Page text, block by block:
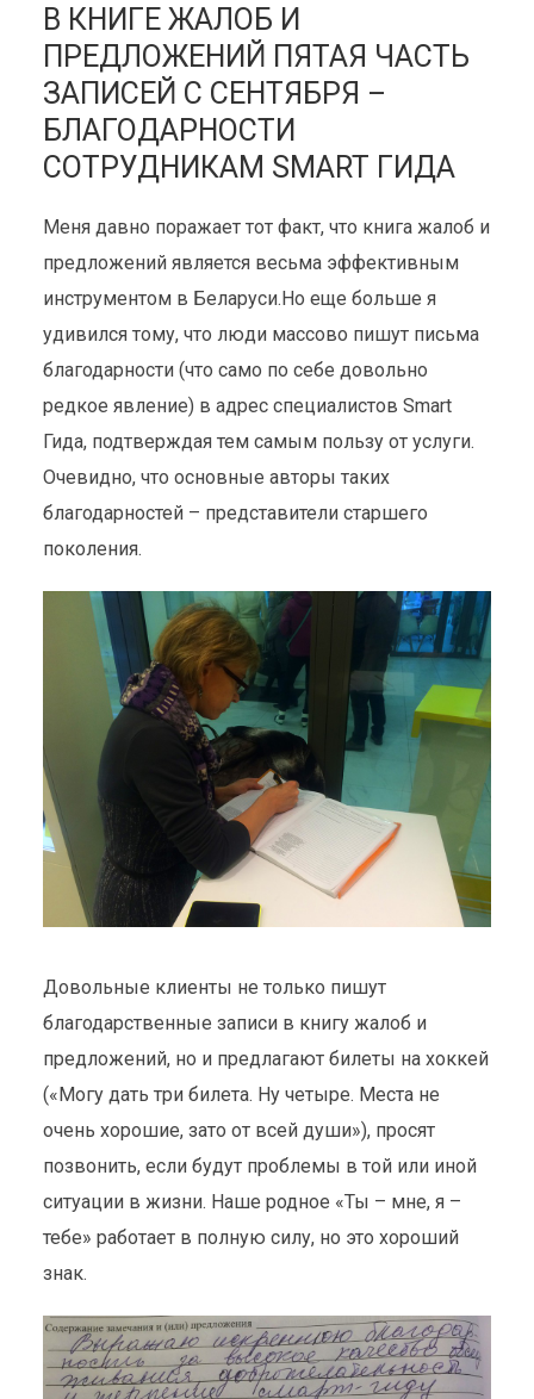
КАК РАБОТАЕТ SMART ГИД
В ЦЕНТРЕ ПРОДАЖ
VELCOM
Режимные объекты
18 декабря 2014
4 мин. на чтение
В КНИГЕ ЖАЛОБ И
ПРЕДЛОЖЕНИЙ ПЯТАЯ ЧАСТЬ
ЗАПИСЕЙ С СЕНТЯБРЯ –
БЛАГОДАРНОСТИ
СОТРУДНИКАМ SMART ГИДА
Меня давно поражает тот факт, что книга жалоб и
предложений является весьма эффективным
инструментом в Беларуси.Но еще больше я
удивился тому, что люди массово пишут письма
благодарности (что само по себе довольно
редкое явление) в адрес специалистов Smart
Гида, подтверждая тем самым пользу от услуги.
Очевидно, что основные авторы таких
благодарностей – представители старшего
поколения.
Довольные клиенты не только пишут
благодарственные записи в книгу жалоб и
предложений, но и предлагают билеты на хоккей
(«Могу дать три билета. Ну четыре. Места не
очень хорошие, зато от всей души»), просят
позвонить, если будут проблемы в той или иной
ситуации в жизни. Наше родное «Ты – мне, я –
тебе» работает в полную силу, но это хороший
знак.